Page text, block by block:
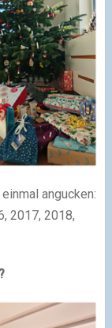
angucken:
2017, 2018,